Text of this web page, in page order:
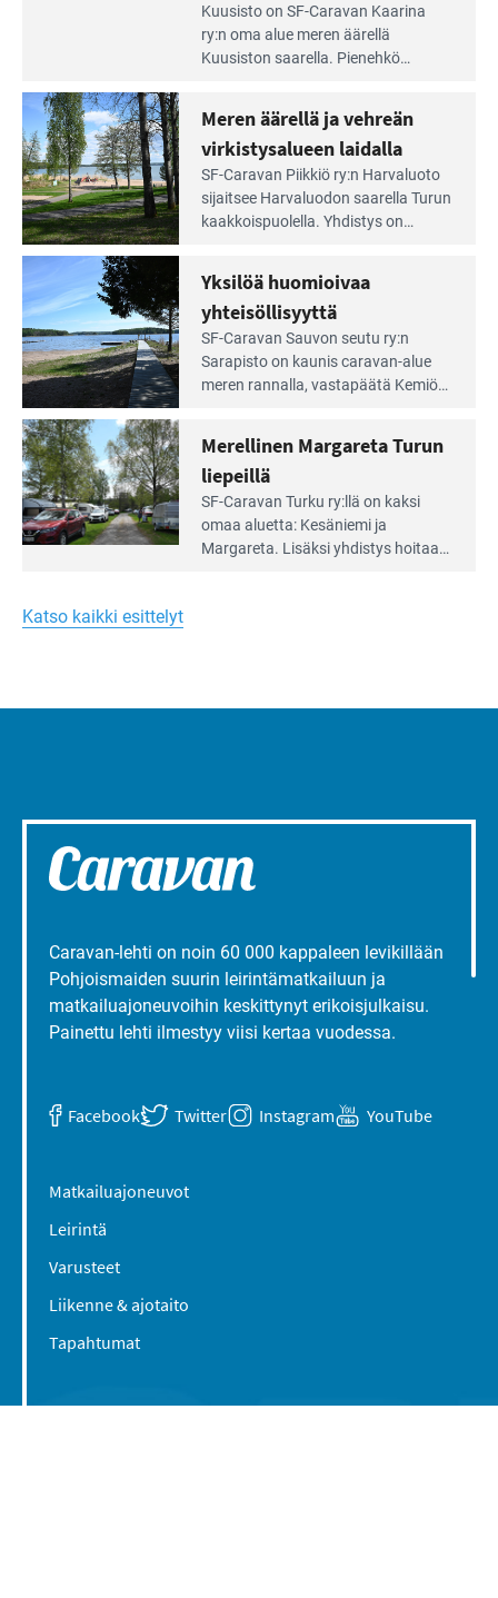
mahdollisuudet.
Saariston
Rengastien
portilla
Kuusisto on SF-Caravan Kaarina
ry:n oma alue meren äärellä
Kuusiston saarella. Pie­nehkö
Lue
Leirintäoppaan
artikkeli:
Meren
äärellä
ja
vehreän
virkistysalueen
laidalla
Meren äärellä ja vehreän
virkistysalueen laidalla
SF-Caravan Piikkiö ry:n Harvaluoto
sijait­see Harvaluodon saarella Turun
kaakkois­puolella. Yhdistys on
virkistysalueesta.
Lue
Leirintäoppaan
artikkeli:
Yksilöä
huomioivaa
yhteisöllisyyttä
Yksilöä huomioivaa
yhteisöllisyyttä
SF-Caravan Sauvon seutu ry:n
Sarapisto on kaunis caravan-alue
meren rannalla, vasta­päätä Kemiön
kymmenen paikkaa ilman sähköä.
Lue
Leirintäoppaan
artikkeli:
Turun
liepeillä
Merellinen Margareta Turun
liepeillä
SF-Caravan Turku ry:llä on kaksi
omaa aluet­ta: Kesäniemi ja
Margareta. Lisäksi yhdis­tys hoitaa
Katso kaikki esittelyt
Caravan-lehti on noin 60 000 kappaleen levikillään
Pohjoismaiden suurin leirintämatkailuun ja
matkailuajoneuvoihin keskittynyt erikoisjulkaisu.
Painettu lehti ilmestyy viisi kertaa vuodessa.
Facebook Twitter Instagram YouTube
Matkailuajoneuvot
Leirintä
Varusteet
Liikenne & ajotaito
Tapahtumat